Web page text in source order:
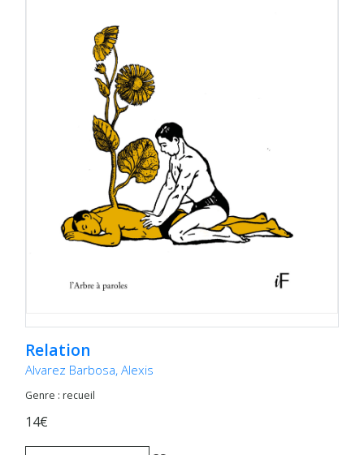
Relation
Alvarez Barbosa, Alexis
Genre : recueil
14€